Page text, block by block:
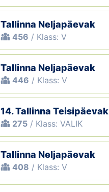
Tallinna Neljapäevak
456 / Klass: V
Tallinna Neljapäevak
446 / Klass: V
14. Tallinna Teisipäevak
275 / Klass: VALIK
Tallinna Neljapäevak
408 / Klass: V